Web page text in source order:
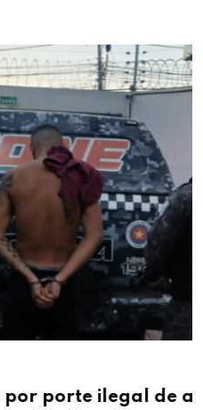
ilegal de arma